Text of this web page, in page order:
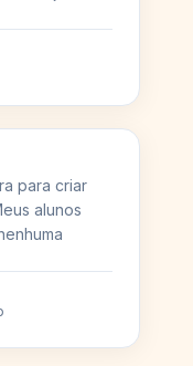
para criar
alunos